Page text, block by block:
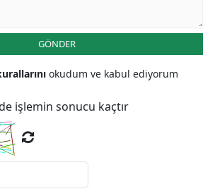
GÖNDER
okudum ve kabul ediyorum
işlemin sonucu kaçtır